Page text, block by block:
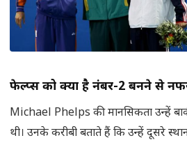
फेल्प्स को क्यों है नंबर-2 बनने से
Michael Phelps की मानसिकता उन्हें
थी। उनके करीबी बताते हैं कि उन्हें दूसरे